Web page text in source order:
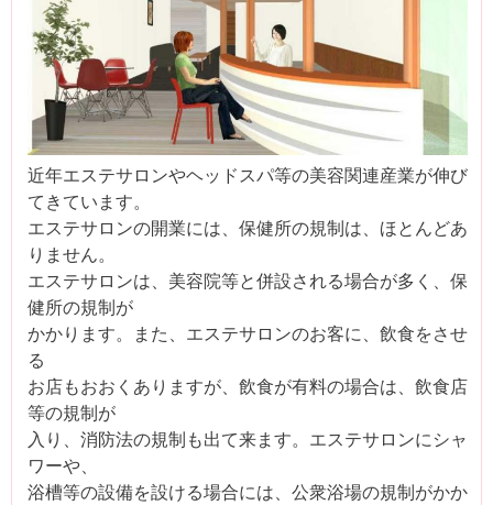
近年エステサロンやヘッドスパ等の美容関連産業が伸び
てきています。
エステサロンの開業には、保健所の規制は、ほとんどあ
りません。
エステサロンは、美容院等と併設される場合が多く、保
健所の規制が
かかります。また、エステサロンのお客に、飲食をさせ
る
お店もおおくありますが、飲食が有料の場合は、飲食店
等の規制が
入り、消防法の規制も出て来ます。エステサロンにシャ
ワーや、
浴槽等の設備を設ける場合には、公衆浴場の規制がかか